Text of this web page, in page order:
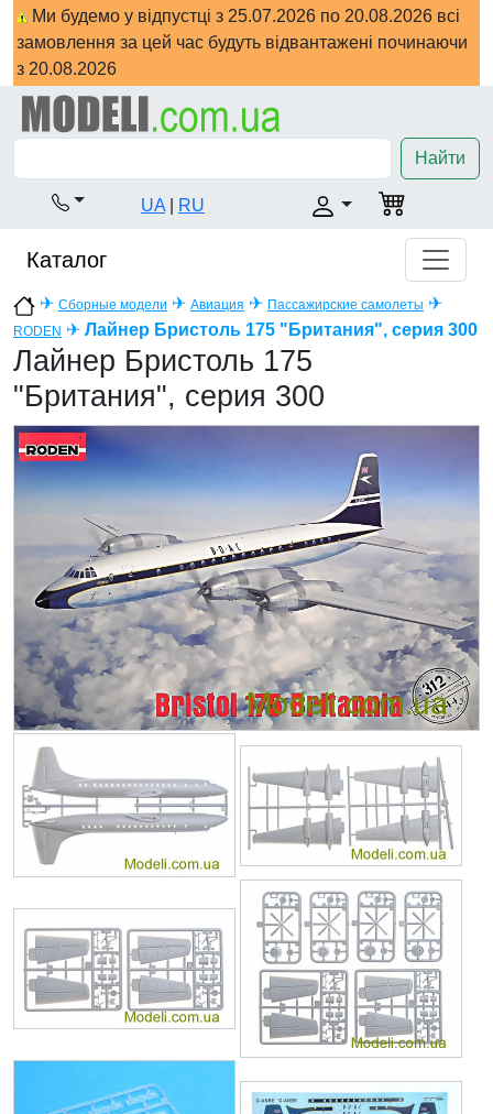
Ми будемо у відпустці з 25.07.2026 по 20.08.2026 всі
замовлення за цей час будуть відвантажені починаючи
з 20.08.2026
Найти
UA RU
Каталог
✈ Сборные модели ✈ Авиация ✈ Пассажирские самолеты ✈
RODEN ✈ Лайнер Бристоль 175 "Британия", серия 300
Лайнер Бристоль 175
"Британия", серия 300